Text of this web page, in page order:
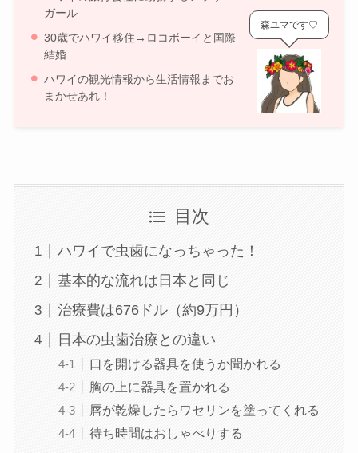
ガール
30歳でハワイ移住→ロコボーイと国際
結婚
ハワイの観光情報から生活情報までお
まかせあれ！
森ユマです♡
目次
ハワイで虫歯になっちゃった！
基本的な流れは日本と同じ
治療費は676ドル（約9万円）
日本の虫歯治療との違い
口を開ける器具を使うか聞かれる
胸の上に器具を置かれる
唇が乾燥したらワセリンを塗ってくれる
待ち時間はおしゃべりする